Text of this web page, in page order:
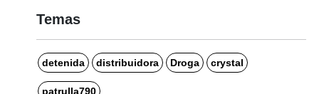
Temas
detenida distribuidora Droga crystal
patrulla790